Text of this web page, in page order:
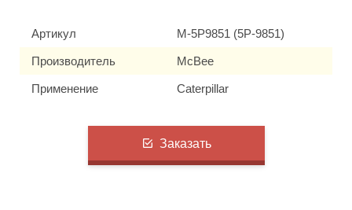
Артикул M-5P9851 (5P-9851)
Производитель McBee
Применение Caterpillar
Заказать